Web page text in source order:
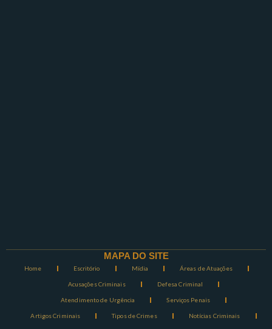
MAPA DO SITE
Home Escritório Mídia Áreas de Atuações
Acusações Criminais Defesa Criminal
Atendimento de Urgência Serviços Penais
Artigos Criminais Tipos de Crimes Notícias Criminais